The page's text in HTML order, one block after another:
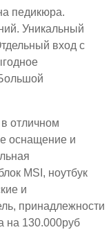
педикюра.
Уникальный
вход с
отличном
оснащение и
MSI, ноутбук
и
принадлежности
на 130.000руб